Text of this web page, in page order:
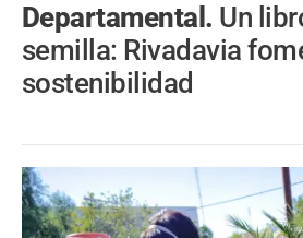
Departamental. Un
semilla: Rivadavia
sostenibilidad